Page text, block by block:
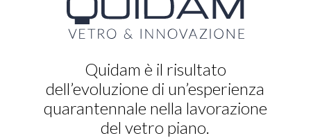
Quidam è il risultato
dell’evoluzione di un’esperienza
quarantennale nella lavorazione
del vetro piano.